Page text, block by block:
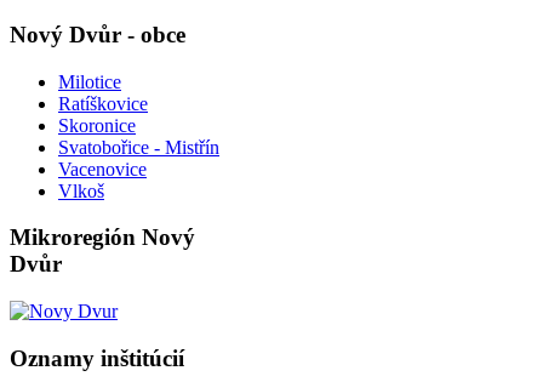
Nový Dvůr - obce
Milotice
Ratíškovice
Skoronice
Svatobořice - Mistřín
Vacenovice
Vlkoš
Mikroregión Nový
Dvůr
Oznamy inštitúcií